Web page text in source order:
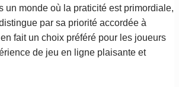
un monde où la praticité est primordiale,
par sa priorité accordée à
en fait un choix préféré pour les joueurs
de jeu en ligne plaisante et